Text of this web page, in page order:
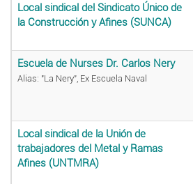
Local sindical del Sindicato Único de
la Construcción y Afines (SUNCA)
Escuela de Nurses Dr. Carlos Nery
Alias: "La Nery", Ex Escuela Naval
Local sindical de la Unión de
trabajadores del Metal y Ramas
Afines (UNTMRA)